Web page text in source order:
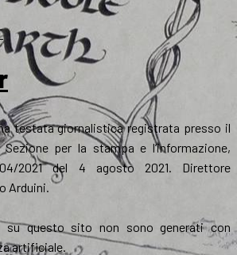
testata giornalistica registrata presso il
per la stampa e l’informazione,
2021 del 4 agosto 2021. Direttore
Arduini.
su questo sito non sono generati con
artificiale.